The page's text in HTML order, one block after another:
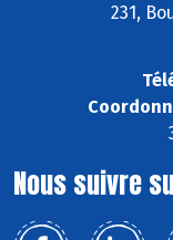
231,
Nous suivre